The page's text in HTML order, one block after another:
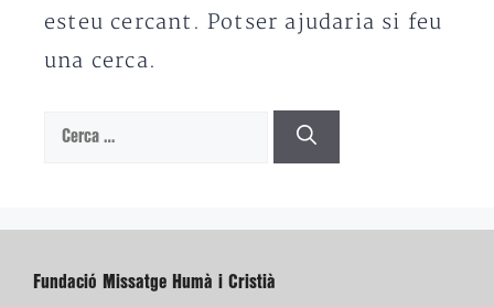
esteu cercant. Potser ajudaria si feu
una cerca.
Cerca:
Fundació Missatge Humà i Cristià